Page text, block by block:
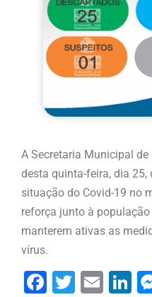
A Secretaria Municipal
desta quinta-feira, dia
situação do Covid-19 no
reforça junto à
manterem ativas as
vírus.
Facebook
Twitter